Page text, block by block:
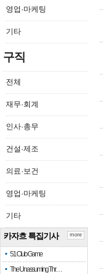
영업·마케팅
기타
구직
전체
재무·회계
인사·총무
건설·제조
의료·보건
영업·마케팅
기타
카자흐 특집기사
51 Club Game
The Unassuming Thr…
more